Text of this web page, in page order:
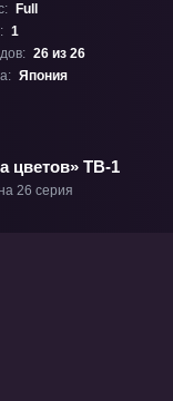
Full
1
26 из 26
Япония
цветов» ТВ-1
26 серия